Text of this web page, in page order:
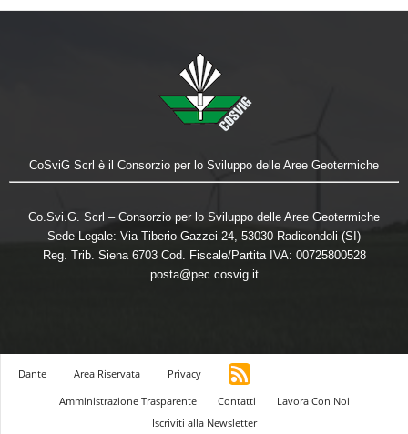
CoSviG Scrl è il Consorzio per lo Sviluppo delle Aree Geotermiche
Co.Svi.G. Scrl – Consorzio per lo Sviluppo delle Aree Geotermiche
Sede Legale: Via Tiberio Gazzei 24, 53030 Radicondoli (SI)
Reg. Trib. Siena 6703 Cod. Fiscale/Partita IVA: 00725800528
posta@pec.cosvig.it
Dante Area Riservata
Privacy
Amministrazione Trasparente
Contatti
Lavora Con Noi
Iscriviti alla Newsletter